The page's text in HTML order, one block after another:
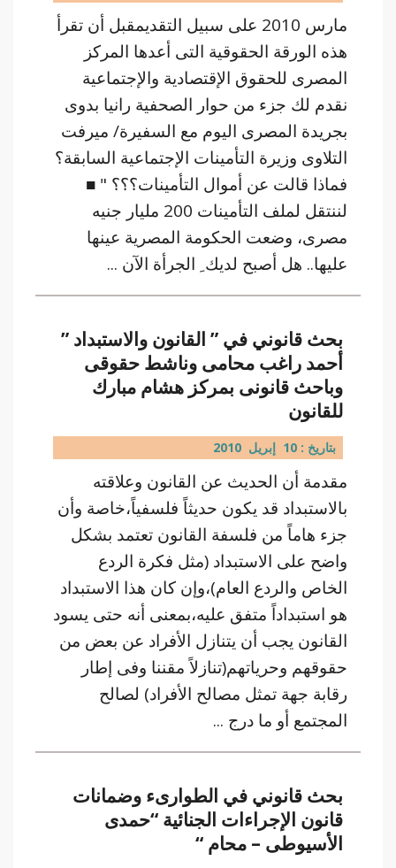
مارس 2010 على سبيل التقديمقبل أن تقرأ
هذه الورقة الحقوقية التى أعدها المركز
المصرى للحقوق الإقتصادية والإجتماعية
نقدم لك جزء من حوار الصحفية رانيا بدوى
بجريدة المصرى اليوم مع السفيرة/ ميرفت
التلاوى وزيرة التأمينات الإجتماعية السابقة؟
فماذا قالت عن أموال التأمينات؟؟؟ " ■
لننتقل لملف التأمينات 200 مليار جنيه
مصرى، وضعت الحكومة المصرية عينها
عليها.. هل أصبح لديك ِ الجرأة الآن ...
بحث قانوني في ” القانون والاستبداد ”
أحمد راغب محامى وناشط حقوقى
وباحث قانونى بمركز هشام مبارك
للقانون
بتاريخ : 10 إبريل 2010
مقدمة أن الحديث عن القانون وعلاقته
بالاستبداد قد يكون حديثاً فلسفياً،خاصة وأن
جزء هاماً من فلسفة القانون تعتمد بشكل
واضح على الاستبداد (مثل فكرة الردع
الخاص والردع العام)،وإن كان هذا الاستبداد
هو استبداداً متفق عليه،بمعنى أنه حتى يسود
القانون يجب أن يتنازل الأفراد عن بعض من
حقوقهم وحرياتهم(تنازلاً مقننا وفى إطار
رقابة جهة تمثل مصالح الأفراد) لصالح
المجتمع أو ما درج ...
بحث قانوني في الطوارىء وضمانات
قانون الإجراءات الجنائية “حمدى
الأسيوطى – محام “